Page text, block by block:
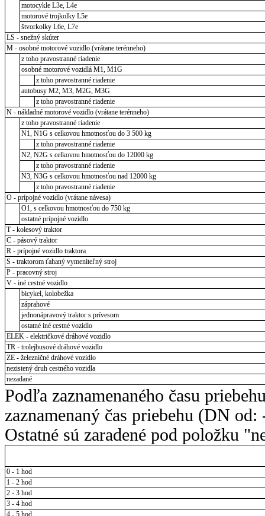
motocykle L3e, L4e
motorové trojkolky L5e
štvorkolky L6e, L7e
LS - snežný skúter
M - osobné motorové vozidlo (vrátane terénneho)
z toho pravostranné riadenie
osobné motorové vozidlá M1, M1G
z toho pravostranné riadenie
autobusy M2, M3, M2G, M3G
z toho pravostranné riadenie
N - nákladné motorové vozidlo (vrátane terénneho)
z toho pravostranné riadenie
N1, N1G s celkovou hmotnosťou do 3 500 kg
z toho pravostranné riadenie
N2, N2G s celkovou hmotnosťou do 12000 kg
z toho pravostranné riadenie
N3, N3G s celkovou hmotnosťou nad 12000 kg
z toho pravostranné riadenie
O - prípojné vozidlo (vrátane návesa)
O1, s celkovou hmotnosťou do 750 kg
ostatné prípojné vozidlo
T - kolesový traktor
C - pásový traktor
R - prípojné vozidlo traktora
S - traktorom ťahaný vymeniteľný stroj
P - pracovný stroj
V - iné cestné vozidlo
bicykel, kolobežka
záprahové
jednonápravový traktor s prívesom
ostatné iné cestné vozidlo
ELEK - električkové dráhové vozidlo
TR - trolejbusové dráhové vozidlo
ZE - železničné dráhové vozidlo
nezistený druh cestného vozidla
nezadané
Podľa zaznamenaného času
zaznamenaný čas priebehu (DN
Ostatné sú zaradené pod položku
0 - 1 hod
1 - 2 hod
2 - 3 hod
3 - 4 hod
4 - 5 hod